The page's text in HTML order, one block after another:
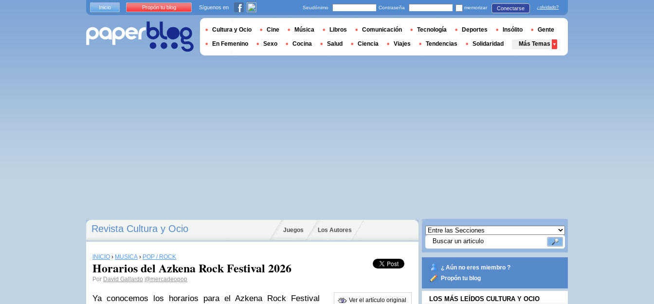
Revista Cultura y Ocio Juegos Los Autores
INICIO › MÚSICA › POP / ROCK
Horarios del Azkena Rock Festival 2026
Por David Gallardo @mercadeopop
Ya conocemos los horarios para el Azkena Rock Festival
Ver el artículo original
¿ Aún no eres miembro ?
Propón tu blog
LOS MÁS LEÍDOS CULTURA Y OCIO
Inicio Propón tu blog Síguenos en Seudónimo Contraseña memorizar Conectarse ¿olvidado?
Cultura y Ocio Cine Música Libros Comunicación Tecnología Deportes Insólito Gente
En Femenino Sexo Cocina Salud Ciencia Viajes Tendencias Solidaridad Más Temas